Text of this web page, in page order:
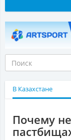
В Казахстане
Почему